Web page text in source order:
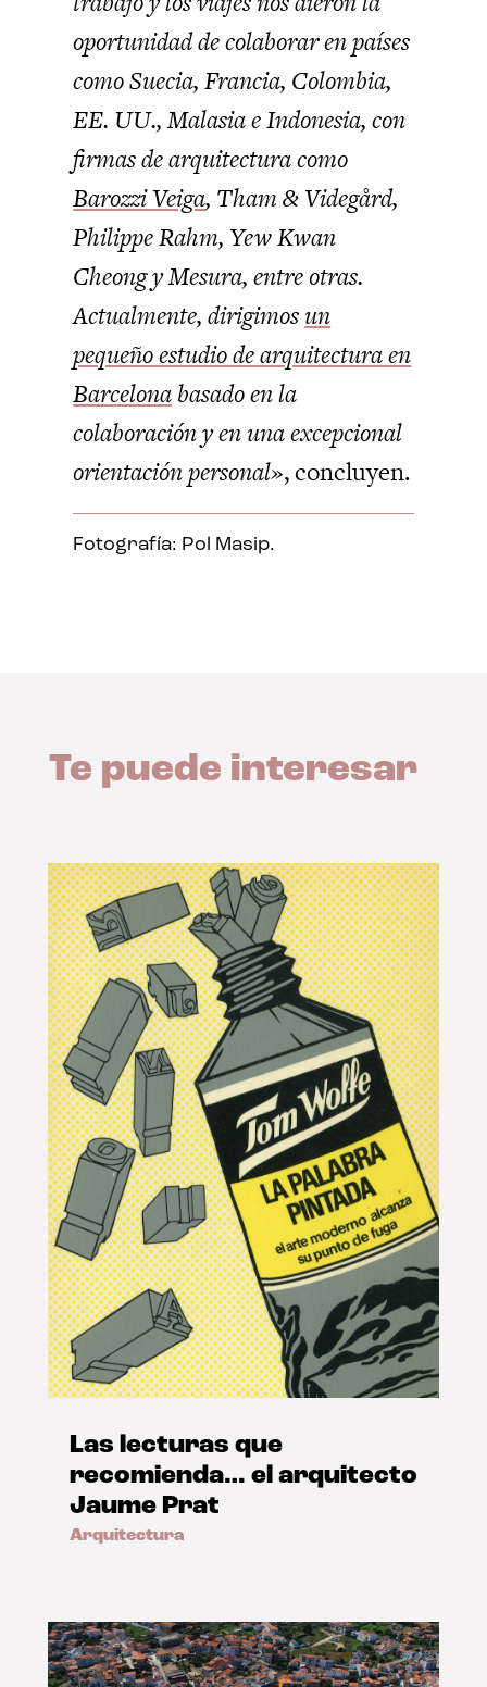
oportunidad de colaborar en países
como Suecia, Francia, Colombia,
EE. UU., Malasia e Indonesia, con
firmas de arquitectura como
Barozzi Veiga, Tham & Videgård,
Philippe Rahm, Yew Kwan
Cheong y Mesura, entre otras.
Actualmente, ​​dirigimosun
pequeño estudio de arquitectura en
Barcelonabasado en la
colaboración y en una excepcional
orientación personal», concluyen.
Fotografía: Pol Masip.
Te puede interesar
Las lecturas que
recomienda… el arquitecto
Jaume Prat
Arquitectura